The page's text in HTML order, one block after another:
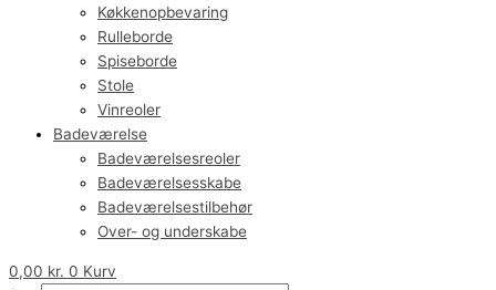
Køkkenopbevaring
Rulleborde
Spiseborde
Stole
Vinreoler
Badeværelse
Badeværelsesreoler
Badeværelsesskabe
Badeværelsestilbehør
Over- og underskabe
0,00 kr. 0 Kurv